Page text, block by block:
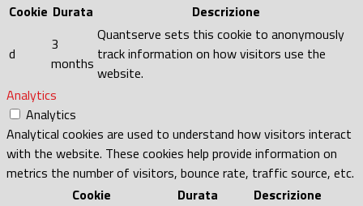
Cookie Durata Descrizione
d
3
months
Quantserve sets this cookie to anonymously
track information on how visitors use the
website.
Analytics
Analytics
Analytical cookies are used to understand how visitors interact
with the website. These cookies help provide information on
metrics the number of visitors, bounce rate, traffic source, etc.
Cookie
Durata Descrizione